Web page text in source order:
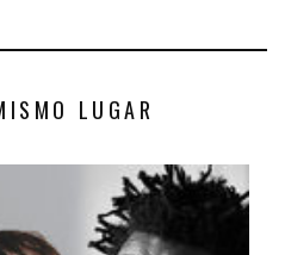
LUGAR